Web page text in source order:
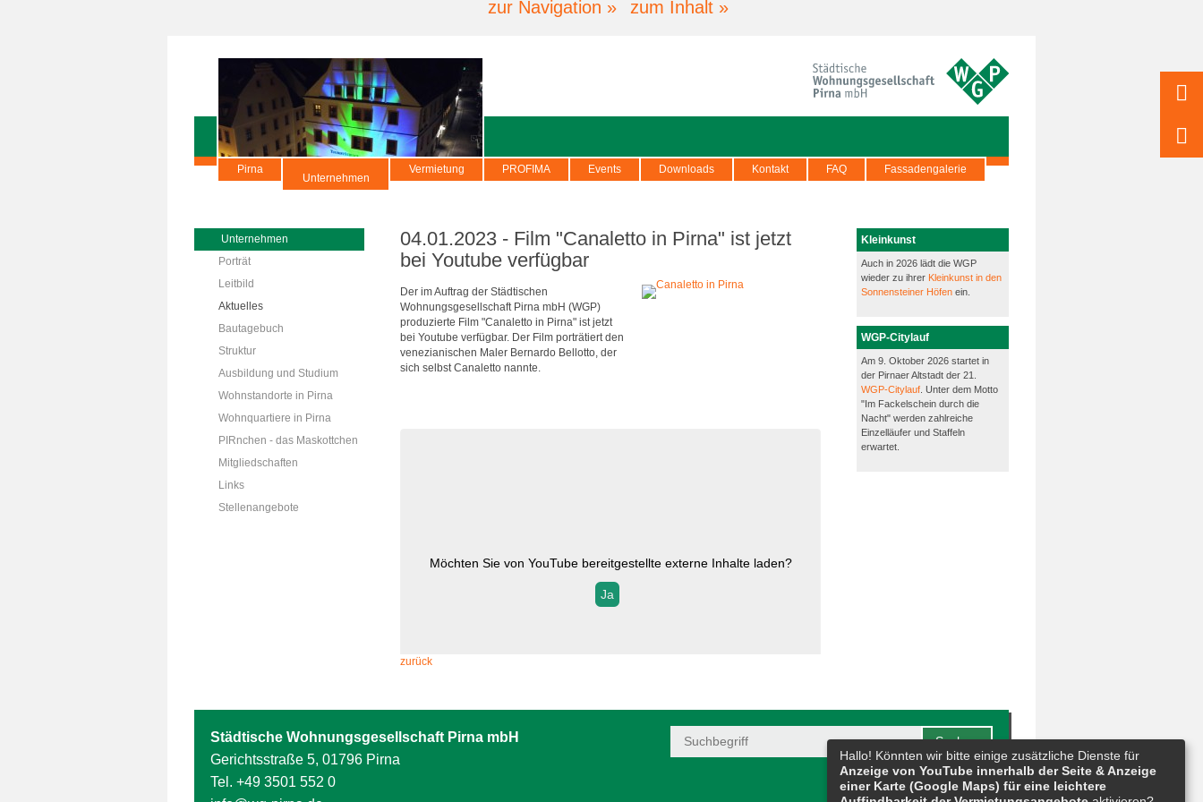
zur Navigation » zum Inhalt »
Pirna
Unternehmen
Vermietung PROFIMA Events Downloads Kontakt FAQ Fassadengalerie
Unternehmen
Porträt
Leitbild
Aktuelles
Bautagebuch
Struktur
Ausbildung und Studium
Wohnstandorte in Pirna
Wohnquartiere in Pirna
PIRnchen - das Maskottchen
Mitgliedschaften
Links
Stellenangebote
04.01.2023 - Film "Canaletto in Pirna" ist jetzt
bei Youtube verfügbar
Der im Auftrag der Städtischen
Wohnungsgesellschaft Pirna mbH (WGP)
produzierte Film "Canaletto in Pirna" ist jetzt
bei Youtube verfügbar. Der Film porträtiert den
venezianischen Maler Bernardo Bellotto, der
sich selbst Canaletto nannte.
Möchten Sie von YouTubebereitgestellte externe Inhalte laden?
Ja
zurück
Kleinkunst
Auch in 2026 lädt die WGP
wieder zu ihrer Kleinkunst in den
Sonnensteiner Höfen ein.
WGP-Citylauf
Am 9. Oktober 2026 startet in
der Pirnaer Altstadt der 21.
WGP-Citylauf . Unter dem Motto
"Im Fackelschein durch die
Nacht" werden zahlreiche
Einzelläufer und Staffeln
erwartet.
Städtische Wohnungsgesellschaft Pirna mbH
Gerichtsstraße 5, 01796 Pirna
Tel. +49 3501 552 0
Hallo! Könnten wir bitte einige zusätzliche Dienste für
Anzeige von YouTube innerhalb der Seite & Anzeige
einer Karte (Google Maps) für eine leichtere